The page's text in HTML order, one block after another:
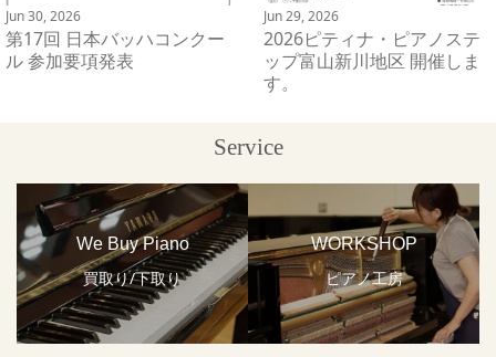
Jun 30, 2026
第17回 日本バッハコンクー
ル 参加要項発表
Jun 29, 2026
2026ピティナ・ピアノステ
ップ富山新川地区 開催しま
す。
Service
We Buy Piano
買取り/下取り
WORKSHOP
ピアノ工房